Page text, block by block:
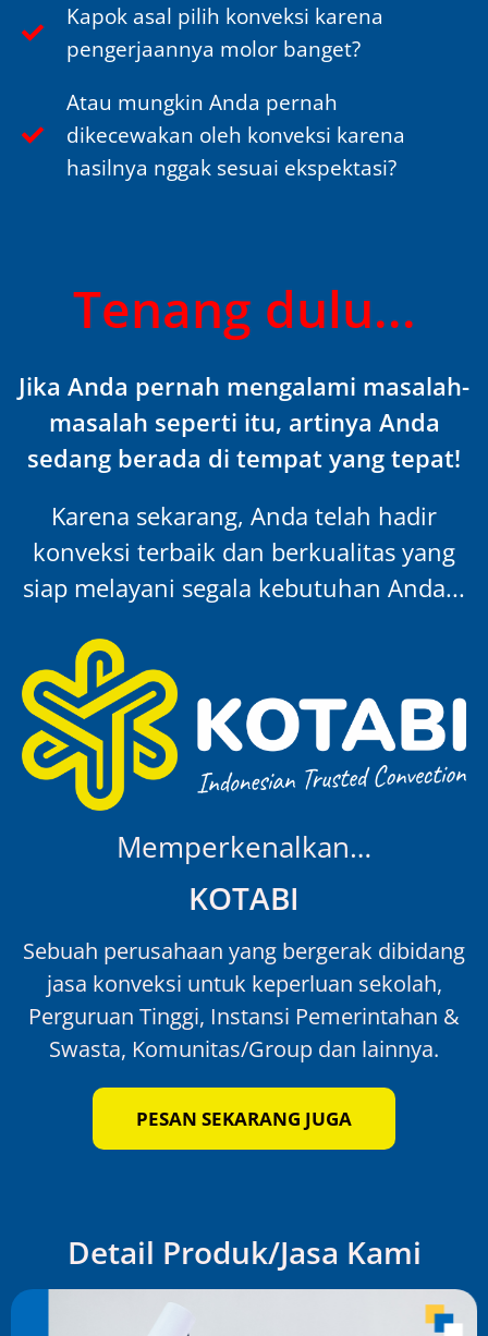
Kapok asal pilih konveksi karena
pengerjaannya molor banget?
Atau mungkin Anda pernah
dikecewakan oleh konveksi karena
hasilnya nggak sesuai ekspektasi?
Tenang dulu...
Jika Anda pernah mengalami masalah-
masalah seperti itu, artinya Anda
sedang berada di tempat yang tepat!
Karena sekarang, Anda telah hadir
konveksi terbaik dan berkualitas yang
siap melayani segala kebutuhan Anda...
Memperkenalkan…
KOTABI
Sebuah perusahaan yang bergerak dibidang
jasa konveksi untuk keperluan sekolah,
Perguruan Tinggi, Instansi Pemerintahan &
Swasta, Komunitas/Group dan lainnya.
PESAN SEKARANG JUGA
Detail Produk/Jasa Kami